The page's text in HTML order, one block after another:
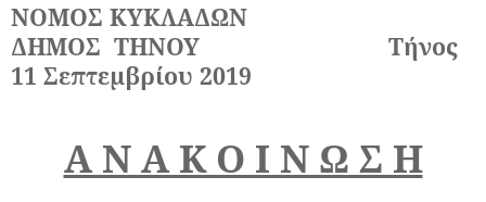
ΝΟΜΟΣ ΚΥΚΛΑΔΩΝ
ΔΗΜΟΣ ΤΗΝΟΥ Τήνος
11 Σεπτεμβρίου 2019
Α Ν Α Κ Ο Ι Ν Ω Σ Η